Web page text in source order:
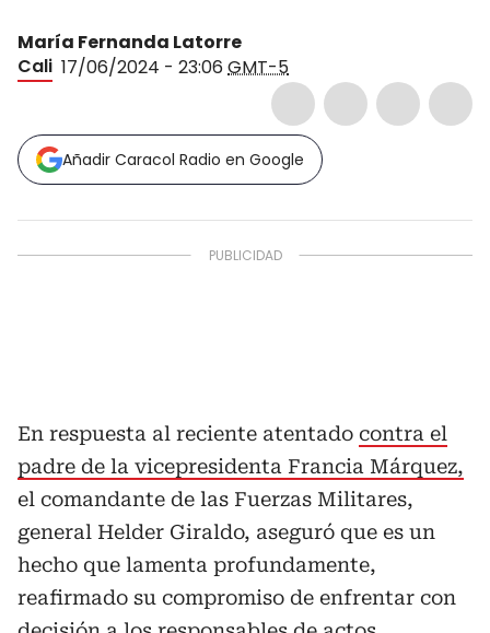
María Fernanda Latorre
Cali 17/06/2024 - 23:06 GMT-5
Añadir Caracol Radio en Google
En respuesta al reciente atentado contra el
padre de la vicepresidenta Francia Márquez,
el comandante de las Fuerzas Militares,
general Helder Giraldo, aseguró que es un
hecho que lamenta profundamente,
reafirmado su compromiso de enfrentar con